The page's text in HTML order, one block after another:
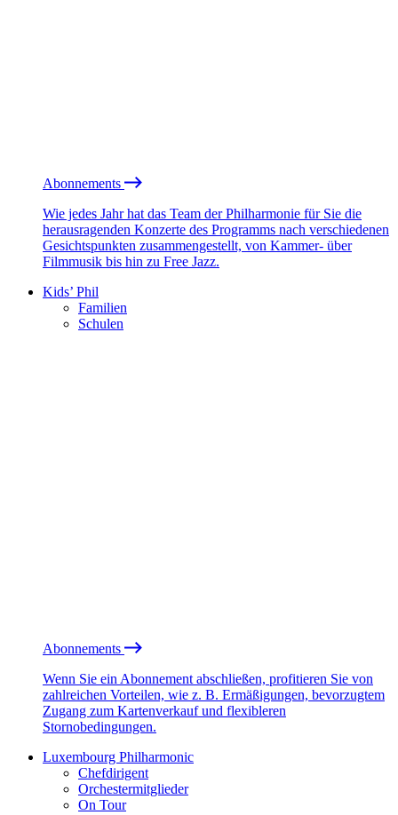
Abonnements
Wie jedes Jahr hat das Team der Philharmonie für Sie die
herausragenden Konzerte des Programms nach verschiedenen
Gesichtspunkten zusammengestellt, von Kammer- über
Filmmusik bis hin zu Free Jazz.
Kids’ Phil
Familien
Schulen
Abonnements
Wenn Sie ein Abonnement abschließen, profitieren Sie von
zahlreichen Vorteilen, wie z. B. Ermäßigungen, bevorzugtem
Zugang zum Kartenverkauf und flexibleren
Stornobedingungen.
Luxembourg Philharmonic
Chefdirigent
Orchestermitglieder
On Tour